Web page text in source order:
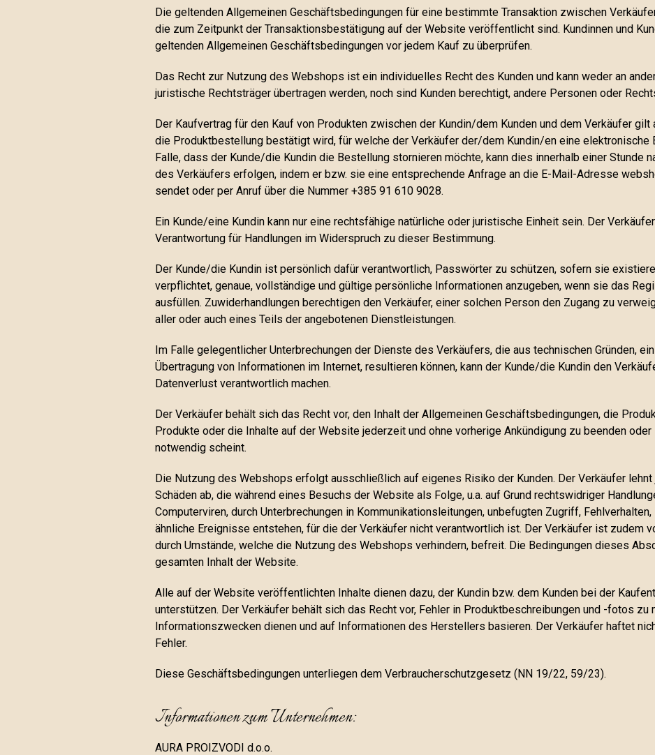
Die geltenden Allgemeinen Geschäftsbedingungen für eine bestimmte Transaktion zwischen
die zum Zeitpunkt der Transaktionsbestätigung auf der Website veröffentlicht sind. Kundinnen und
geltenden Allgemeinen Geschäftsbedingungen vor jedem Kauf zu überprüfen.
Das Recht zur Nutzung des Webshops ist ein individuelles Recht des Kunden und kann weder an
juristische Rechtsträger übertragen werden, noch sind Kunden berechtigt, andere Personen oder
Der Kaufvertrag für den Kauf von Produkten zwischen der Kundin/dem Kunden und dem Verkäufer
die Produktbestellung bestätigt wird, für welche der Verkäufer der/dem Kundin/en eine elektronische
Falle, dass der Kunde/die Kundin die Bestellung stornieren möchte, kann dies innerhalb einer Stunde
des Verkäufers erfolgen, indem er bzw. sie eine entsprechende Anfrage an die E-Mail-Adresse
sendet oder per Anruf über die Nummer +385 91 610 9028.
Ein Kunde/eine Kundin kann nur eine rechtsfähige natürliche oder juristische Einheit sein. Der
Verantwortung für Handlungen im Widerspruch zu dieser Bestimmung.
Der Kunde/die Kundin ist persönlich dafür verantwortlich, Passwörter zu schützen, sofern sie
verpflichtet, genaue, vollständige und gültige persönliche Informationen anzugeben, wenn sie das
ausfüllen. Zuwiderhandlungen berechtigen den Verkäufer, einer solchen Person den Zugang zu
aller oder auch eines Teils der angebotenen Dienstleistungen.
Im Falle gelegentlicher Unterbrechungen der Dienste des Verkäufers, die aus technischen Gründen,
Übertragung von Informationen im Internet, resultieren können, kann der Kunde/die Kundin den
Datenverlust verantwortlich machen.
Der Verkäufer behält sich das Recht vor, den Inhalt der Allgemeinen Geschäftsbedingungen, die
Produkte oder die Inhalte auf der Website jederzeit und ohne vorherige Ankündigung zu beenden oder
notwendig scheint.
Die Nutzung des Webshops erfolgt ausschließlich auf eigenes Risiko der Kunden. Der Verkäufer
Schäden ab, die während eines Besuchs der Website als Folge, u.a. auf Grund rechtswidriger
Computerviren, durch Unterbrechungen in Kommunikationsleitungen, unbefugten Zugriff,
ähnliche Ereignisse entstehen, für die der Verkäufer nicht verantwortlich ist. Der Verkäufer ist zudem
durch Umstände, welche die Nutzung des Webshops verhindern, befreit. Die Bedingungen dieses
gesamten Inhalt der Website.
Alle auf der Website veröffentlichten Inhalte dienen dazu, der Kundin bzw. dem Kunden bei der
unterstützen. Der Verkäufer behält sich das Recht vor, Fehler in Produktbeschreibungen und -fotos zu
Informationszwecken dienen und auf Informationen des Herstellers basieren. Der Verkäufer haftet
Fehler.
Diese Geschäftsbedingungen unterliegen dem Verbraucherschutzgesetz (NN 19/22, 59/23).
Informationen zum Unternehmen:
AURA PROIZVODI d.o.o.